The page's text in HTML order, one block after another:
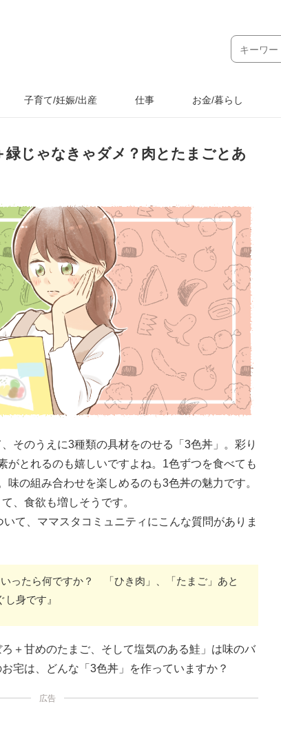
子育て/妊娠/出産 仕事 お金/暮らし
緑じゃなきゃダメ？肉とたまごとあ
そのうえに3種類の具材をのせる「3色丼」。彩り
がとれるのも嬉しいですよね。1色ずつを食べても
味の組み合わせを楽しめるのも3色丼の魅力です。
、食欲も増しそうです。
いて、ママスタコミュニティにこんな質問がありま
いったら何ですか？ 「ひき肉」、「たまご」あと
身です』
＋甘めのたまご、そして塩気のある鮭」は味のバ
宅は、どんな「3色丼」を作っていますか？
広告